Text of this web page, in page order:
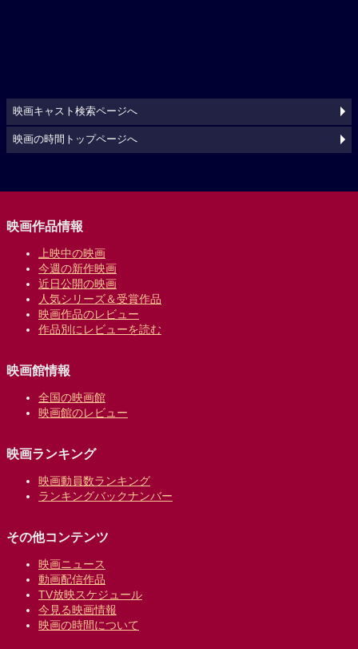
映画キャスト検索ページへ
映画の時間トップページへ
映画作品情報
上映中の映画
今週の新作映画
近日公開の映画
人気シリーズ＆受賞作品
映画作品のレビュー
作品別にレビューを読む
映画館情報
全国の映画館
映画館のレビュー
映画ランキング
映画動員数ランキング
ランキングバックナンバー
その他コンテンツ
映画ニュース
動画配信作品
TV放映スケジュール
今見る映画情報
映画の時間について